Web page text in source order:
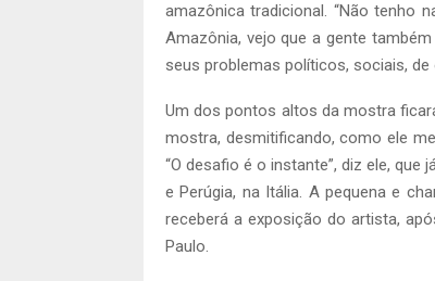
amazônica tradicional. “Não tenho
Amazônia, vejo que a gente
seus problemas políticos, sociais, de
Um dos pontos altos da mostra
mostra, desmitificando, como ele
“O desafio é o instante”, diz ele,
e Perúgia, na Itália. A pequena e
receberá a exposição do artista,
Paulo.